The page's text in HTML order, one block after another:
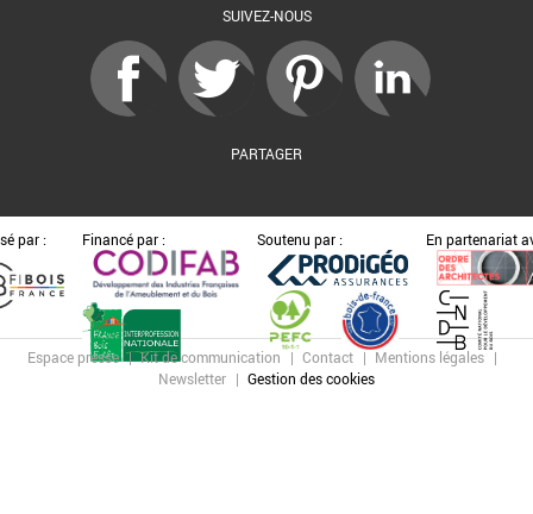
SUIVEZ-NOUS
PARTAGER
par : Financé par : Soutenu par : En partenariat
Espace presse Kit de communication Contact
Mentions légales
Newsletter
Gestion des cookies